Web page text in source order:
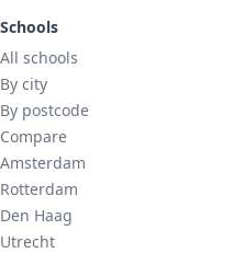
Schools
All schools
By city
By postcode
Compare
Amsterdam
Rotterdam
Den Haag
Utrecht